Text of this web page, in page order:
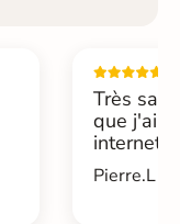
Très
que j'ai
internet....
Pierre.L -